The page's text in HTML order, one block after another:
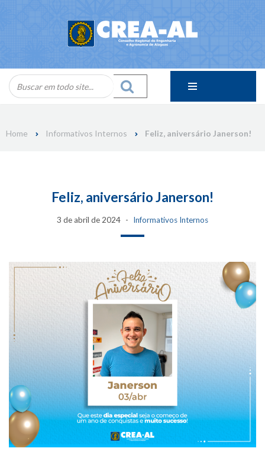
Home Informativos Internos Feliz, aniversário Janerson!
Feliz, aniversário Janerson!
3 de abril de 2024 Informativos Internos